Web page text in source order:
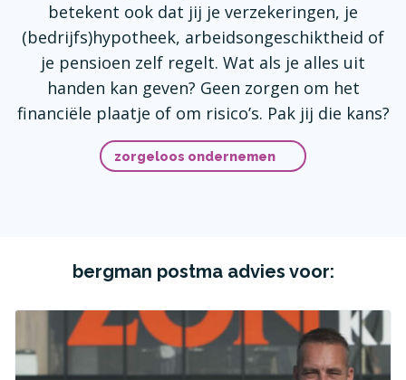
betekent ook dat jij je verzekeringen, je
(bedrijfs)hypotheek, arbeidsongeschiktheid of
je pensioen zelf regelt. Wat als je alles uit
handen kan geven? Geen zorgen om het
financiële plaatje of om risico’s. Pak jij die kans?
zorgeloos ondernemen
bergman postma advies voor: